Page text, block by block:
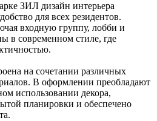
ЗИЛ дизайн интерьера
для всех резидентов.
входную группу, лобби и
в современном стиле, где
на сочетании различных
В оформлении преобладают
использовании декора,
планировки и обеспечено